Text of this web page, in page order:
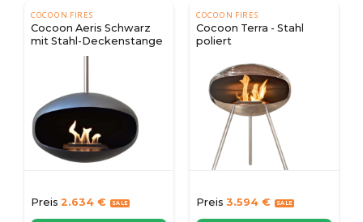
COCOON FIRES
Cocoon Aeris Schwarz
mit Stahl-Deckenstange
Preis 2.634 €
COCOON FIRES
Cocoon Terra - Stahl
poliert
Preis 3.594 €